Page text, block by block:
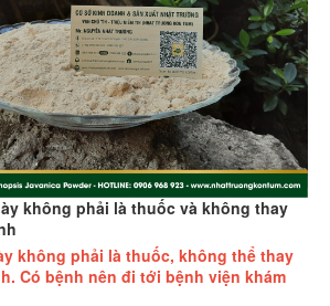
không phải là thuốc và không thay
không phải là thuốc, không thể thay
Có bệnh nên đi tới bệnh viện khám